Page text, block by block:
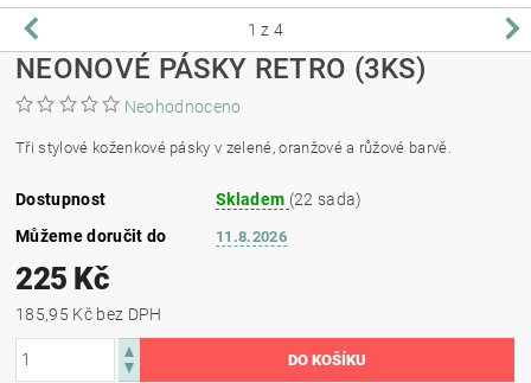
1 z 4
NEONOVÉ PÁSKY RETRO (3KS)
Neohodnoceno
Tři stylové koženkové pásky v zelené, oranžové a růžové barvě.
Dostupnost Skladem (22 sada)
Můžeme doručit do
11.8.2026
225 Kč
185,95 Kč bez DPH